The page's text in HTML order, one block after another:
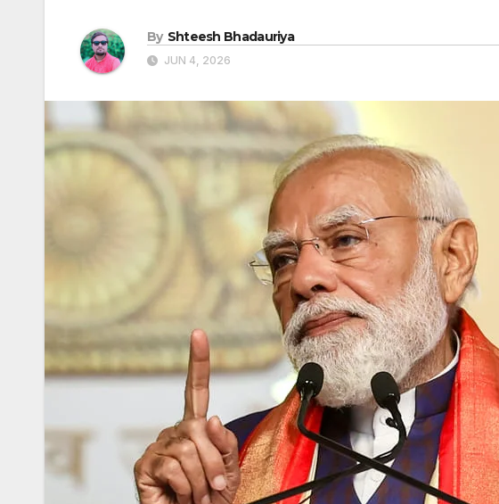
By Shteesh Bhadauriya
JUN 4, 2026